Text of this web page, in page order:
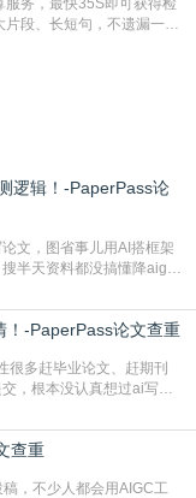
市场反映良好。
服务，最快35S即可获得检
片段、长短句，不遗漏一处
逻辑！-PaperPass论
文，图省事儿用AI搭框架
半天资料都没搞懂降aigc
是啥，对相关要求摸不
及诞生的新需求，核心是为
！-PaperPass论文查重
很多赶毕业论文、赶期刊
，根本没认真想过ai写论
数据，生成内容本质是基
成过程中，很容易复用已
查重
，不少人都会用AIGC工